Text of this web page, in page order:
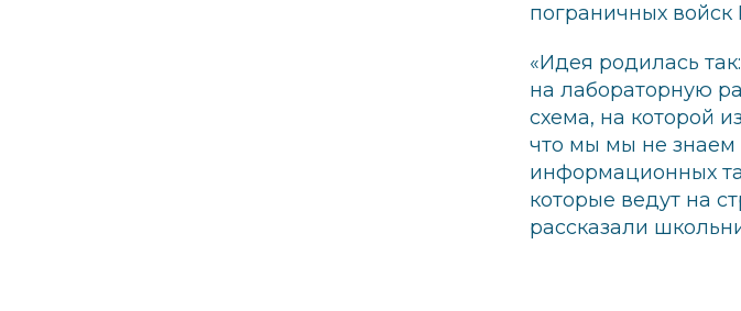
пограничных
«Идея родилась
на лабораторную
схема, на которой
что мы мы не знаем
информационных
которые ведут на
рассказали